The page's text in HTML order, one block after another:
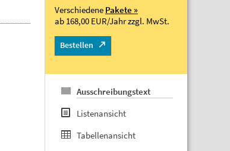
Verschiedene Pakete »
ab 168,00 EUR/Jahrzzgl. MwSt.
Bestellen
Ausschreibungstext
Listenansicht
Tabellenansicht